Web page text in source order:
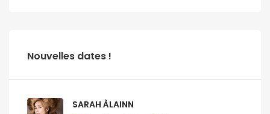
Nouvelles dates !
SARAH ÀLAINN